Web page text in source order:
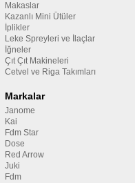
Makaslar
Kazanlı Mini Ütüler
İplikler
Leke Spreyleri ve İlaçlar
İğneler
Çıt Çıt Makineleri
Cetvel ve Riga Takımları
Markalar
Janome
Kai
Fdm Star
Dose
Red Arrow
Juki
Fdm